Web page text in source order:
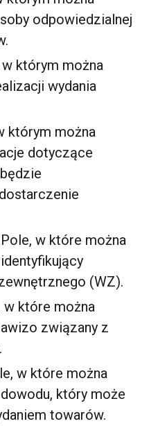
odpowiedzialnej
w którym można
wydania
którym można
dotyczące
w które można
(WZ).
w które można
związany z
w które można
który może
towarów.